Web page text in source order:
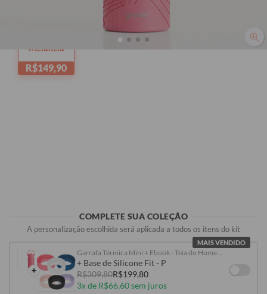
Melancia
R$149,90
COMPLETE SUA COLEÇÃO
A personalização escolhida será aplicada a todos os itens do kit
MAIS VENDIDO
+
Garrafa Térmica Mini + Ebook - Teia do Homem-Aranha Melancia
+ Base de Silicone Fit - P
R$309,80R$199,80
3x de R$66,60 sem juros